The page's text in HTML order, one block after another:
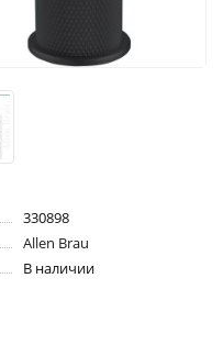
330898
Allen Brau
В наличии